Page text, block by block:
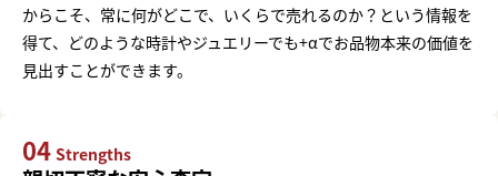
からこそ、常に何がどこで、いくらで売れるのか？という情報を
得て、どのような時計やジュエリーでも+αでお品物本来の価値を
見出すことができます。
04 Strengths